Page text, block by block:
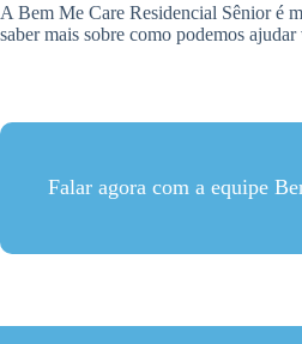
A Bem Me Care Residencial Sênior é
saber mais sobre como podemos
Falar agora com a equipe